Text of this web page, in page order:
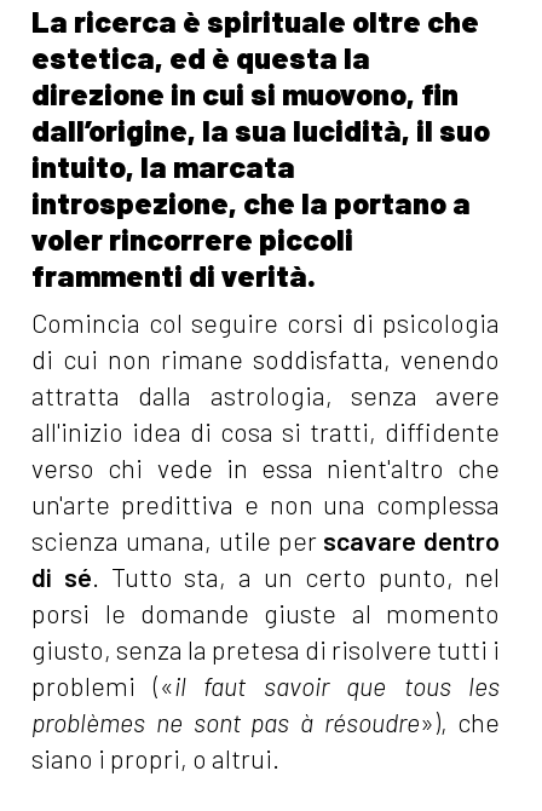
La ricerca è spirituale oltre che
estetica, ed è questa la
direzione in cui si muovono, fin
dall’origine, la sua lucidità, il suo
intuito, la marcata
introspezione, che la portano a
voler rincorrere piccoli
frammenti di verità.
Comincia col seguire corsi di psicologia
di cui non rimane soddisfatta, venendo
attratta dalla astrologia, senza avere
all'inizio idea di cosa si tratti, diffidente
verso chi vede in essa nient'altro che
un'arte predittiva e non una complessa
scienza umana, utile per scavare dentro
di sé . Tutto sta, a un certo punto, nel
porsi le domande giuste al momento
giusto, senza la pretesa di risolvere tutti i
problemi («il faut savoir que tous les
problèmes ne sont pas à résoudre»), che
siano i propri, o altrui.